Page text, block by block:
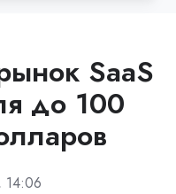
SaaS
до 100
14:06